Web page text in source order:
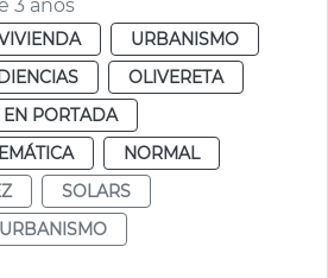
3 años
URBANISMO
OLIVERETA
EN PORTADA
NORMAL
SOLARS
URBANISMO